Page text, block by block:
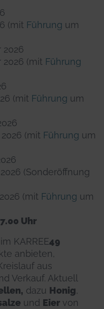
(mit Führung um
2026
2026 (mit Führung
(mit Führung um
(mit Führung um
(Sonderöffnung
(mit Führung um
Uhr
KARREE49
anbieten,
aus
Verkauf. Aktuell
dazu Honig,
und Eier von